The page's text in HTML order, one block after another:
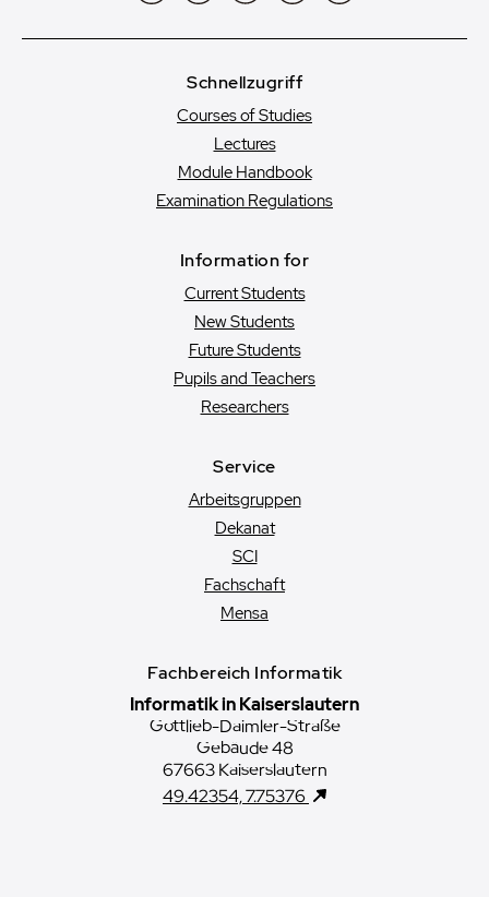
Schnellzugriff
Courses of Studies
Lectures
Module Handbook
Examination Regulations
Information for
Current Students
New Students
Future Students
Pupils and Teachers
Researchers
Service
Arbeitsgruppen
Dekanat
SCI
Fachschaft
Mensa
Fachbereich Informatik
Informatik in Kaiserslautern
Gottlieb-Daimler-Straße
Gebäude 48
67663 Kaiserslautern
49.42354, 7.75376